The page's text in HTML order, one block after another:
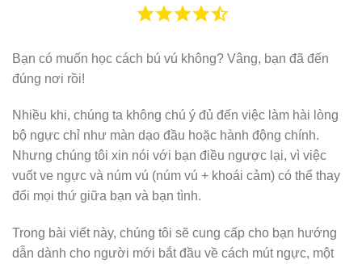
Bạn có muốn học cách bú vú không? Vâng, bạn đã đến
đúng nơi rồi!
Nhiều khi, chúng ta không chú ý đủ đến việc làm hài lòng
bộ ngực chỉ như màn dạo đầu hoặc hành động chính.
Nhưng chúng tôi xin nói với bạn điều ngược lại, vì việc
vuốt ve ngực và núm vú (núm vú + khoái cảm) có thể thay
đổi mọi thứ giữa bạn và bạn tình.
Trong bài viết này, chúng tôi sẽ cung cấp cho bạn hướng
dẫn dành cho người mới bắt đầu về cách mút ngực, một